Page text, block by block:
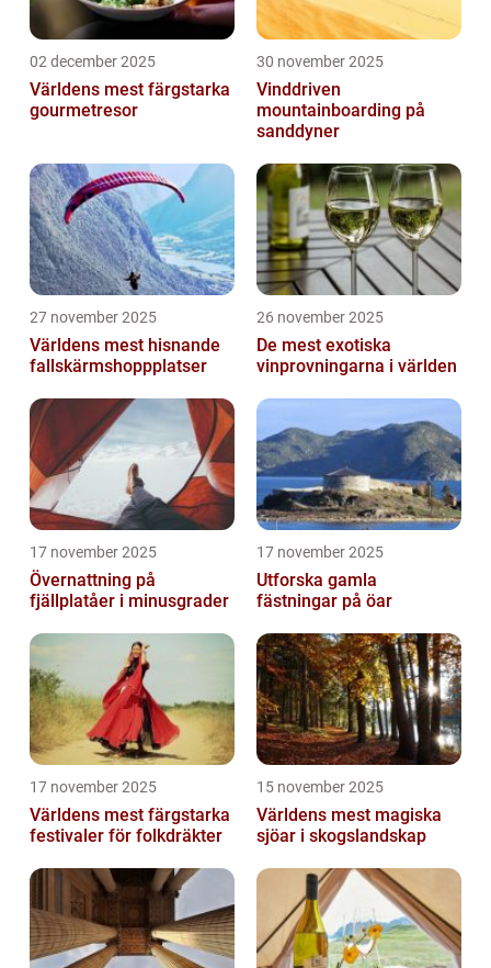
02 december 2025
Världens mest färgstarka
gourmetresor
30 november 2025
Vinddriven
mountainboarding på
sanddyner
27 november 2025
Världens mest hisnande
fallskärmshoppplatser
26 november 2025
De mest exotiska
vinprovningarna i världen
17 november 2025
Övernattning på
fjällplatåer i minusgrader
17 november 2025
Utforska gamla
fästningar på öar
17 november 2025
Världens mest färgstarka
festivaler för folkdräkter
15 november 2025
Världens mest magiska
sjöar i skogslandskap